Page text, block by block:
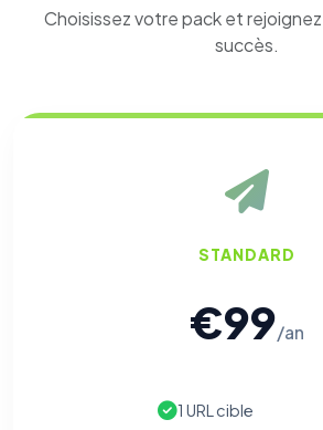
Choisissez votre pack et
succès.
STANDARD
€99/an
1 URL cible
Cookies essentiels
Nécessaires au fonctionnement du site :